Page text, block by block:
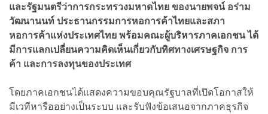
และรัฐมนตรีว่าการกระทรวงมหาดไทย ของนายพจน์ อร่าม
วัฒนานนท์ ประธานกรรมการหอการค้าไทยและสภา
หอการค้าแห่งประเทศไทย พร้อมคณะผู้บริหารภาคเอกชน ได้
มีการแลกเปลี่ยนความคิดเห็นเกี่ยวกับทิศทางเศรษฐกิจ การ
ค้า และการลงทุนของประเทศ
โดยภาคเอกชนได้แสดงความขอบคุณรัฐบาลที่เปิดโอกาสให้
มีเวทีหารืออย่างเป็นระบบ และรับฟังข้อเสนอจากภาคธุรกิจ